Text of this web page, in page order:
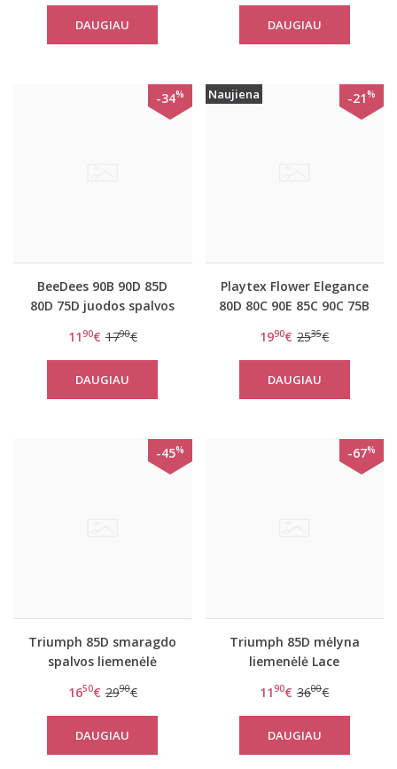
DAUGIAU DAUGIAU
-34%
BeeDees 90B 90D 85D
80D 75D juodos spalvos
1190€ 1790€
DAUGIAU
Naujiena -21%
Playtex Flower Elegance
80D 80C 90E 85C 90C 75B
95C 90D 85D 85B 75D
90B dydžio balta
neriniuota liemenė
P0717 White
1990€ 2535€
DAUGIAU
-45%
Triumph 85D smaragdo
spalvos liemenėlė
1650€ 2990€
DAUGIAU
-67%
Triumph 85D mėlyna
liemenėlė Lace
1190€ 3600€
DAUGIAU